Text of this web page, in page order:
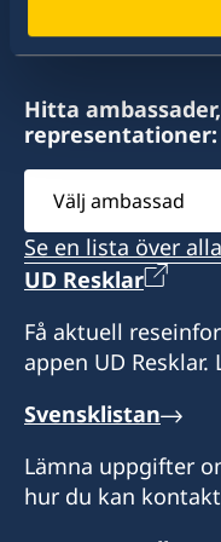
Hitta
representationer:
Välj
ambassad
Se en lista över
UD Resklar
Få aktuell
appen UD
Svensklistan
Lämna uppgifter
hur du kan